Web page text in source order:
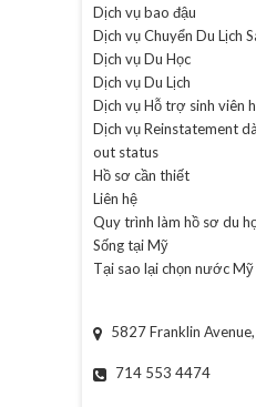
Dịch vụ bao đậu
Dịch vụ Chuyển Du Lịch
Dịch vụ Du Học
Dịch vụ Du Lịch
Dịch vụ Hỗ trợ sinh viên
Dịch vụ Reinstatement
out status
Hồ sơ cần thiết
Liên hệ
Quy trình làm hồ sơ du
Sống tại Mỹ
Tại sao lại chọn nước Mỹ
5827 Franklin
714 553 4474